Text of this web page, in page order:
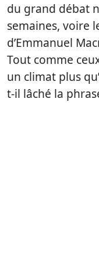
du grand débat
semaines, voire
d’Emmanuel
Tout comme
un climat plus
t-il lâché la